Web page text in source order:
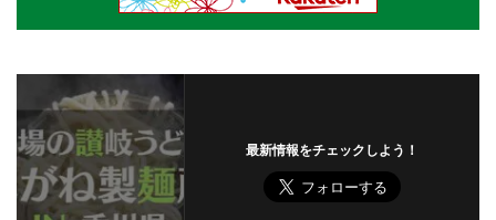
最新情報をチェックしよう！